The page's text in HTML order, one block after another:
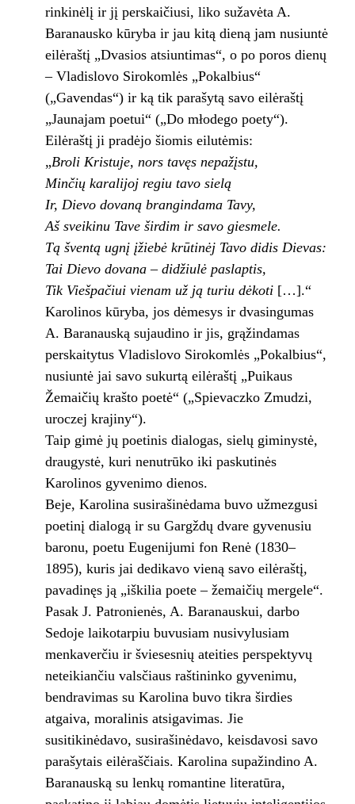
rinkinėlį ir jį perskaičiusi, liko sužavėta A.
Baranausko kūryba ir jau kitą dieną jam nusiuntė
eilėraštį „Dvasios atsiuntimas“, o po poros dienų
– Vladislovo Sirokomlės „Pokalbius“
(„Gavendas“) ir ką tik parašytą savo eilėraštį
„Jaunajam poetui“ („Do młodego poety“).
Eilėraštį ji pradėjo šiomis eilutėmis:
„Broli Kristuje, nors tavęs nepažįstu,
Minčių karalijoj regiu tavo sielą
Ir, Dievo dovaną brangindama Tavy,
Aš sveikinu Tave širdim ir savo giesmele.
Tą šventą ugnį įžiebė krūtinėj Tavo didis Dievas:
Tai Dievo dovana – didžiulė paslaptis,
Tik Viešpačiui vienam už ją turiu dėkoti[…].“
Karolinos kūryba, jos dėmesys ir dvasingumas
A. Baranauską sujaudino ir jis, grąžindamas
perskaitytus Vladislovo Sirokomlės „Pokalbius“,
nusiuntė jai savo sukurtą eilėraštį „Puikaus
Žemaičių krašto poetė“ („Spievaczko Zmudzi,
uroczej krajiny“).
Taip gimė jų poetinis dialogas, sielų giminystė,
draugystė, kuri nenutrūko iki paskutinės
Karolinos gyvenimo dienos.
Beje, Karolina susirašinėdama buvo užmezgusi
poetinį dialogą ir su Gargždų dvare gyvenusiu
baronu, poetu Eugenijumi fon Renė (1830–
1895), kuris jai dedikavo vieną savo eilėraštį,
pavadinęs ją „iškilia poete – žemaičių mergele“.
Pasak J. Patronienės, A. Baranauskui, darbo
Sedoje laikotarpiu buvusiam nusivylusiam
menkaverčiu ir šviesesnių ateities perspektyvų
neteikiančiu valsčiaus raštininko gyvenimu,
bendravimas su Karolina buvo tikra širdies
atgaiva, moralinis atsigavimas. Jie
susitikinėdavo, susirašinėdavo, keisdavosi savo
parašytais eilėraščiais. Karolina supažindino A.
Baranauską su lenkų romantine literatūra,